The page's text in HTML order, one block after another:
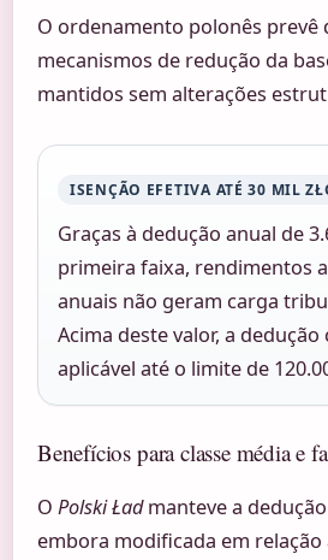
O ordenamento polonês prevê
mecanismos de redução da
mantidos sem alterações
ISENÇÃO EFETIVA ATÉ 30 MIL
Graças à dedução anual de
primeira faixa, rendimentos
anuais não geram carga
Acima deste valor, a
aplicável até o limite de
Benefícios para classe média e
O Polski Ładmanteve a
embora modificada em relação